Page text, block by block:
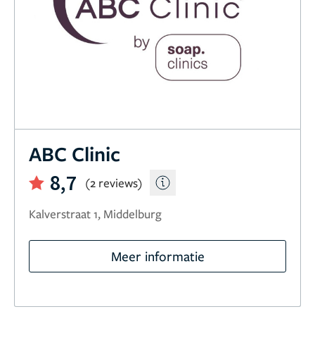
ABC Clinic
8,7
(2 reviews)
Kalverstraat 1, Middelburg
Meer informatie